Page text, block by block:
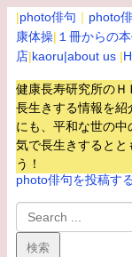
|photo俳句 ｜ photo
康体操| １冊からの
店|kaoru|about us |
健康長寿研究所のＨ
長生きする情報を紹
にも、平和な世の
気で長生きするとと
う！
photo俳句を投稿す